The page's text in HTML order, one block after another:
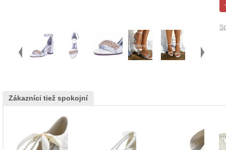
Zákazníci tiež spokojní